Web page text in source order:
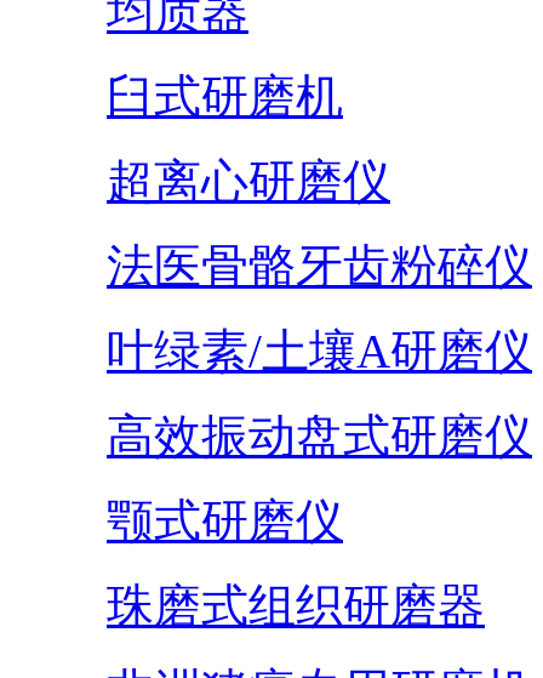
均质器
臼式研磨机
超离心研磨仪
法医骨骼牙齿粉碎仪
叶绿素/土壤A研磨仪
高效振动盘式研磨仪
颚式研磨仪
珠磨式组织研磨器